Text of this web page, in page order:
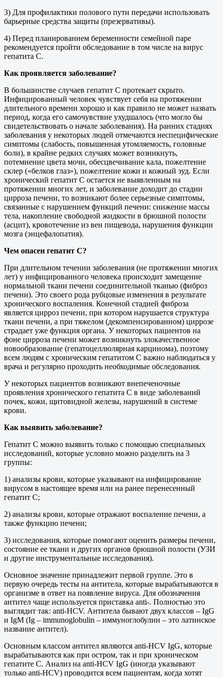
3) Для профилактики полового пути передачи использовать
барьерные средства защиты (презервативы).
4) Перед планированием беременности семейной паре
рекомендуется пройти обследование в том числе на вирус
гепатита С.
Как проявляется заболевание?
В большинстве случаев гепатит С протекает скрыто.
Инфицированный человек чувствует себя на протяжении
длительного времени хорошо и как правило не может назвать
период, когда его самочувствие ухудшалось (что могло бы
свидетельствовать о начале заболевания). На ранних стадиях
заболевания у некоторых людей отмечаются неспецифические
симптомы (слабость, повышенная утомляемость, головные
боли), в крайне редких случаях может возникнуть,
потемнение цвета мочи, обесцвечивание кала, пожелтение
склер («белков глаз»), пожелтение кожи и кожный зуд. Если
хронический гепатит С остается не выявленным на
протяжении многих лет, и заболевание доходит до стадии
цирроза печени, то возникают более серьезные симптомы,
связанные с нарушением функций печени: снижение массы
тела, накопление свободной жидкости в брюшной полости
(асцит), кровотечение из вен пищевода, нарушения функции
мозга (энцефалопатия).
Чем опасен гепатит С?
При длительном течении заболевания (не протяжении многих
лет) у инфицированного человека происходит замещение
нормальной ткани печени соединительной тканью (фиброз
печени). Это своего рода рубцовые изменения в результате
хронического воспаления. Конечной стадией фиброза
является цирроз печени, при котором нарушается структура
ткани печени, а при тяжелом (декомпенсированном) циррозе
страдает уже функция органа. У некоторых пациентов на
фоне цирроза печени может возникнуть злокачественное
новообразование (гепатоцеллюлярная карцинома), поэтому
всем людям с хроническим гепатитом С важно наблюдаться у
врача и регулярно проходить необходимые обследования.
У некоторых пациентов возникают внепеченочные
проявления хронического гепатита С в виде заболеваний
почек, кожи, щитовидной железы, нарушений в системе
крови.
Как выявить заболевание?
Гепатит С можно выявить только с помощью специальных
исследований, которые условно можно разделить на 3
группы:
1) анализы крови, которые указывают на инфицирование
вирусом в настоящее время или на ранее перенесенный
гепатит С;
2) анализы крови, которые отражают воспаление печени, а
также функцию печени;
3) исследования, которые помогают оценить размеры печени,
состояние ее ткани и других органов брюшной полости (УЗИ
и другие инструментальные исследования).
Основное значение принадлежит первой группе. Это в
первую очередь тесты на антитела, которые вырабатываются в
организме в ответ на появление вируса. Для обозначения
антител чаще используется приставка anti-. Полностью это
выглядит так: anti-HCV. Антитела бывают двух классов – IgG
и IgM (Ig – immunoglobulin – иммуноглобулин – это латинское
название антител).
Основным классом антител являются аnti-HCV IgG, которые
вырабатываются как при остром, так и при хроническом
гепатите С. Анализ на аnti-HCV IgG (иногда указывают
только аnti-HCV) проводится всем пациентам, когда хотят